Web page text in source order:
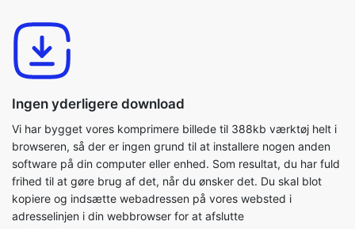
Ingen yderligere download
Vi har bygget vores komprimere billede til 388kb værktøj helt i
browseren, så der er ingen grund til at installere nogen anden
software på din computer eller enhed. Som resultat, du har fuld
kopiere og indsætte webadressen på vores websted i
adresselinjen i din webbrowser for at afslutte
registreringsprocessen hos os.